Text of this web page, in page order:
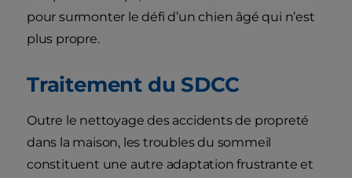
pour surmonter le défi d’un chien âgé qui n’est
plus propre.
Traitement du SDCC
Outre le nettoyage des accidents de propreté
dans la maison, les troubles du sommeil
constituent une autre adaptation frustrante et